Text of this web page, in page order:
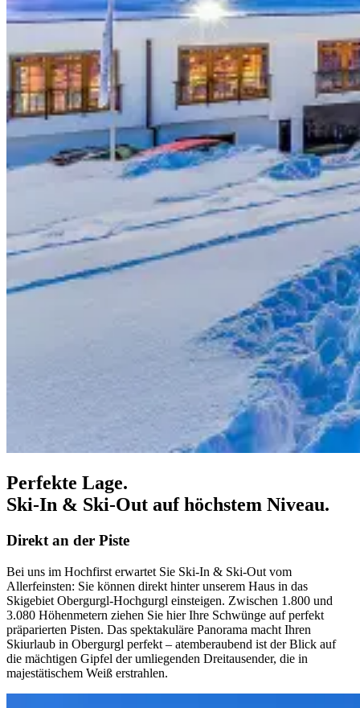
Perfekte Lage.
Ski-In & Ski-Out auf höchstem Niveau.
Direkt an der Piste
Bei uns im Hochfirst erwartet Sie Ski-In & Ski-Out vom
Allerfeinsten: Sie können direkt hinter unserem Haus in das
Skigebiet Obergurgl-Hochgurgl einsteigen. Zwischen 1.800 und
3.080 Höhenmetern ziehen Sie hier Ihre Schwünge auf perfekt
präparierten Pisten. Das spektakuläre Panorama macht Ihren
Skiurlaub in Obergurgl perfekt – atemberaubend ist der Blick auf
die mächtigen Gipfel der umliegenden Dreitausender, die in
majestätischem Weiß erstrahlen.